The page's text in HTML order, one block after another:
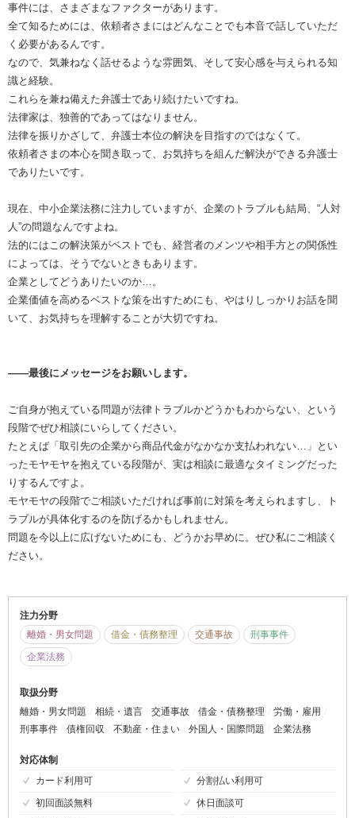
事件には、さまざまなファクターがあります。
全て知るためには、依頼者さまにはどんなことでも本音で話していただ
く必要があるんです。
なので、気兼ねなく話せるような雰囲気、そして安心感を与えられる知
識と経験。
これらを兼ね備えた弁護士であり続けたいですね。
法律家は、独善的であってはなりません。
法律を振りかざして、弁護士本位の解決を目指すのではなくて。
依頼者さまの本心を聞き取って、お気持ちを組んだ解決ができる弁護士
でありたいです。
現在、中小企業法務に注力していますが、企業のトラブルも結局、“人対
人”の問題なんですよね。
法的にはこの解決策がベストでも、経営者のメンツや相手方との関係性
によっては、そうでないときもあります。
企業としてどうありたいのか…。
企業価値を高めるベストな策を出すためにも、やはりしっかりお話を聞
いて、お気持ちを理解することが大切ですね。
――最後にメッセージをお願いします。
ご自身が抱えている問題が法律トラブルかどうかもわからない、という
段階でぜひ相談にいらしてください。
たとえば「取引先の企業から商品代金がなかなか支払われない…」とい
ったモヤモヤを抱えている段階が、実は相談に最適なタイミングだった
りするんですよ。
モヤモヤの段階でご相談いただければ事前に対策を考えられますし、ト
ラブルが具体化するのを防げるかもしれません。
問題を今以上に広げないためにも、どうかお早めに。ぜひ私にご相談く
ださい。
注力分野
離婚・男女問題
借金・債務整理 交通事故
刑事事件
企業法務
取扱分野
離婚・男女問題
相続・遺言 交通事故 借金・債務整理
労働・雇用
刑事事件
債権回収 不動産・住まい 外国人・国際問題 企業法務
対応体制
カード利用可
分割払い利用可
初回面談無料
休日面談可